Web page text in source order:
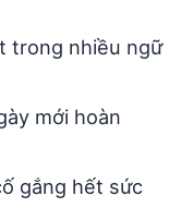
trong nhiều ngữ
mới hoàn
gắng hết sức